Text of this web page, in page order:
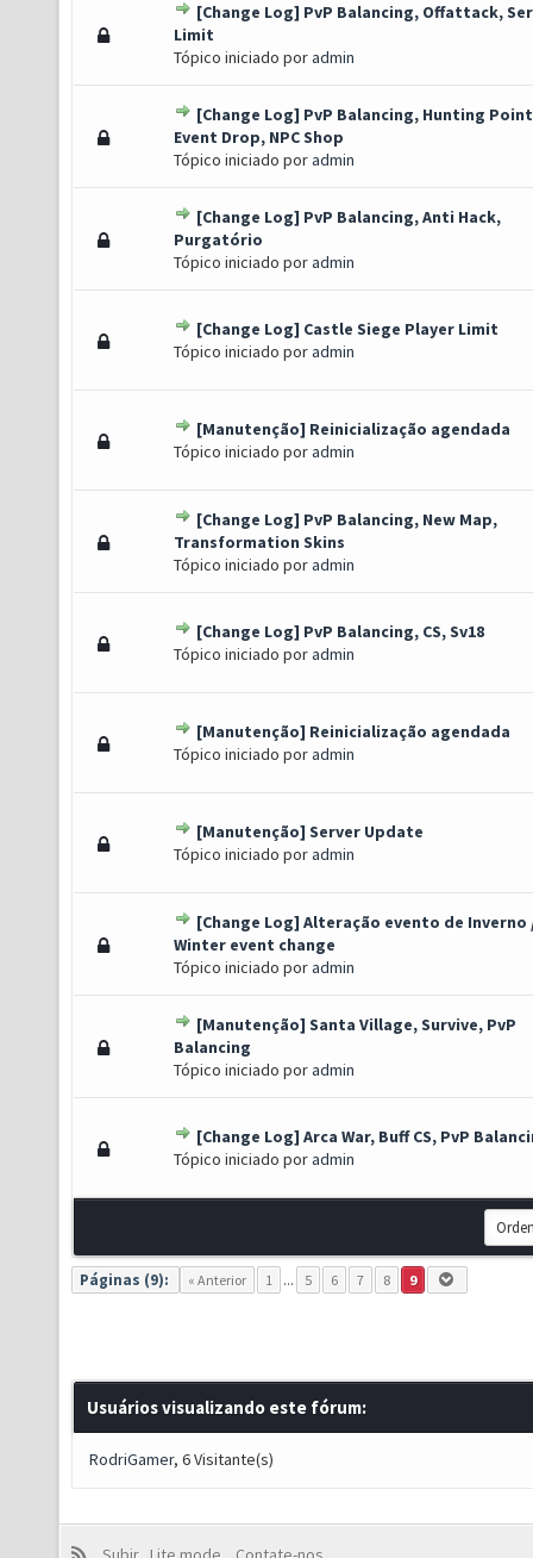
[Change Log] PvP Balancing, Offattack,
Limit
Tópico iniciado poradmin
- 0 de 5 em média
45
[Change Log] PvP Balancing, Hunting
Event Drop, NPC Shop
Tópico iniciado poradmin
- 0 de 5 em média
45
[Change Log] PvP Balancing, Anti Hack,
Purgatório
Tópico iniciado poradmin
- 0 de 5 em média
45
[Change Log] Castle Siege Player Limit
Tópico iniciado poradmin
- 0 de 5 em média
45
[Manutenção] Reinicialização agendada
Tópico iniciado poradmin
- 0 de 5 em média
45
[Change Log] PvP Balancing, New Map,
Transformation Skins
Tópico iniciado poradmin
- 0 de 5 em média
45
[Change Log] PvP Balancing, CS, Sv18
Tópico iniciado poradmin
- 0 de 5 em média
45
[Manutenção] Reinicialização agendada
Tópico iniciado poradmin
- 0 de 5 em média
45
[Manutenção] Server Update
Tópico iniciado poradmin
- 0 de 5 em média
45
[Change Log] Alteração evento de Inverno
Winter event change
Tópico iniciado poradmin
- 0 de 5 em média
45
[Manutenção] Santa Village, Survive, PvP
Balancing
Tópico iniciado poradmin
- 0 de 5 em média
45
[Change Log] Arca War, Buff CS, PvP
Tópico iniciado poradmin
- 0 de 5 em média
45
Páginas (9): « Anterior 1 ... 5 6 7 8 9
Usuários visualizando este fórum:
RodriGamer, 6 Visitante(s)